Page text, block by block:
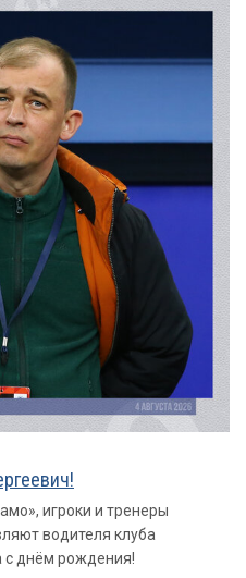
игроки и тренеры
водителя клуба
с днём рождения!